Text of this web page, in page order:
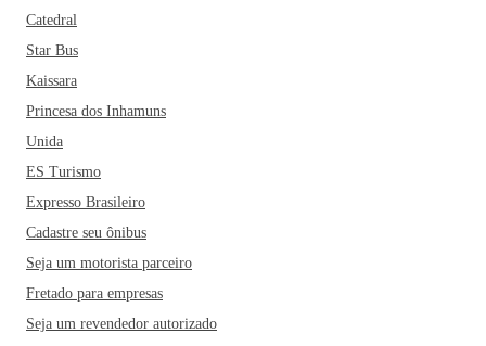
Catedral
Star Bus
Kaissara
Princesa dos Inhamuns
Unida
ES Turismo
Expresso Brasileiro
Cadastre seu ônibus
Seja um motorista parceiro
Fretado para empresas
Seja um revendedor autorizado